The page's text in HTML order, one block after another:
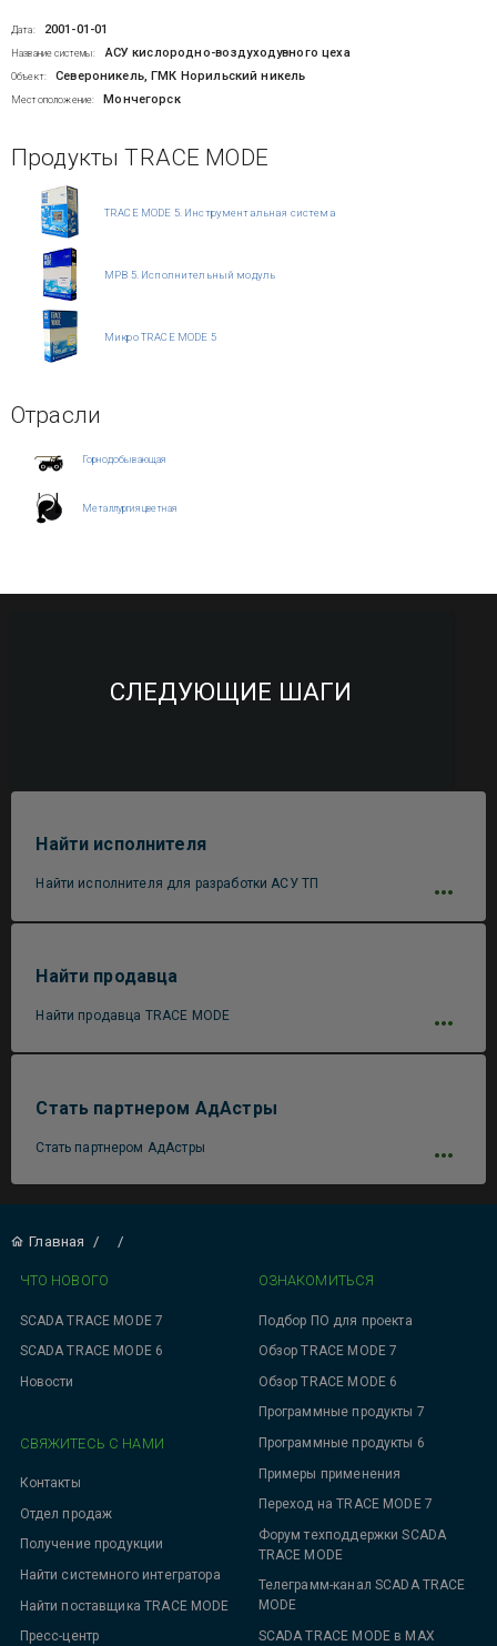
Дата: 2001-01-01
Название системы: АСУ кислородно-воздуходувного цеха
Объект: Североникель, ГМК Норильский никель
Местоположение: Мончегорск
Продукты TRACE MODE
TRACE MODE 5. Инструментальная система
МРВ 5. Исполнительный модуль
Микро TRACE MODE 5
Отрасли
Горнодобывающая
Металлургия цветная
СЛЕДУЮЩИЕ ШАГИ
Найти исполнителя
Найти исполнителя для разработки АСУ ТП
Найти продавца
Найти продавца TRACE MODE
Стать партнером АдАстры
Стать партнером АдАстры
Главная / /
ЧТО НОВОГО
SCADA TRACE MODE 7
SCADA TRACE MODE 6
Новости
ОЗНАКОМИТЬСЯ
Подбор ПО для проекта
Обзор TRACE MODE 7
Обзор TRACE MODE 6
Программные продукты 7
Программные продукты 6
Примеры применения
Переход на TRACE MODE 7
Форум техподдержки SCADA
TRACE MODE
Телеграмм-канал SCADA TRACE
MODE
SCADA TRACE MODE в MAX
СВЯЖИТЕСЬ С НАМИ
Контакты
Отдел продаж
Получение продукции
Найти системного интегратора
Найти поставщика TRACE MODE
Пресс-центр